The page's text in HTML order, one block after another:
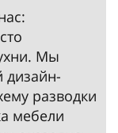
Мы
дизайн-
разводки
мебели